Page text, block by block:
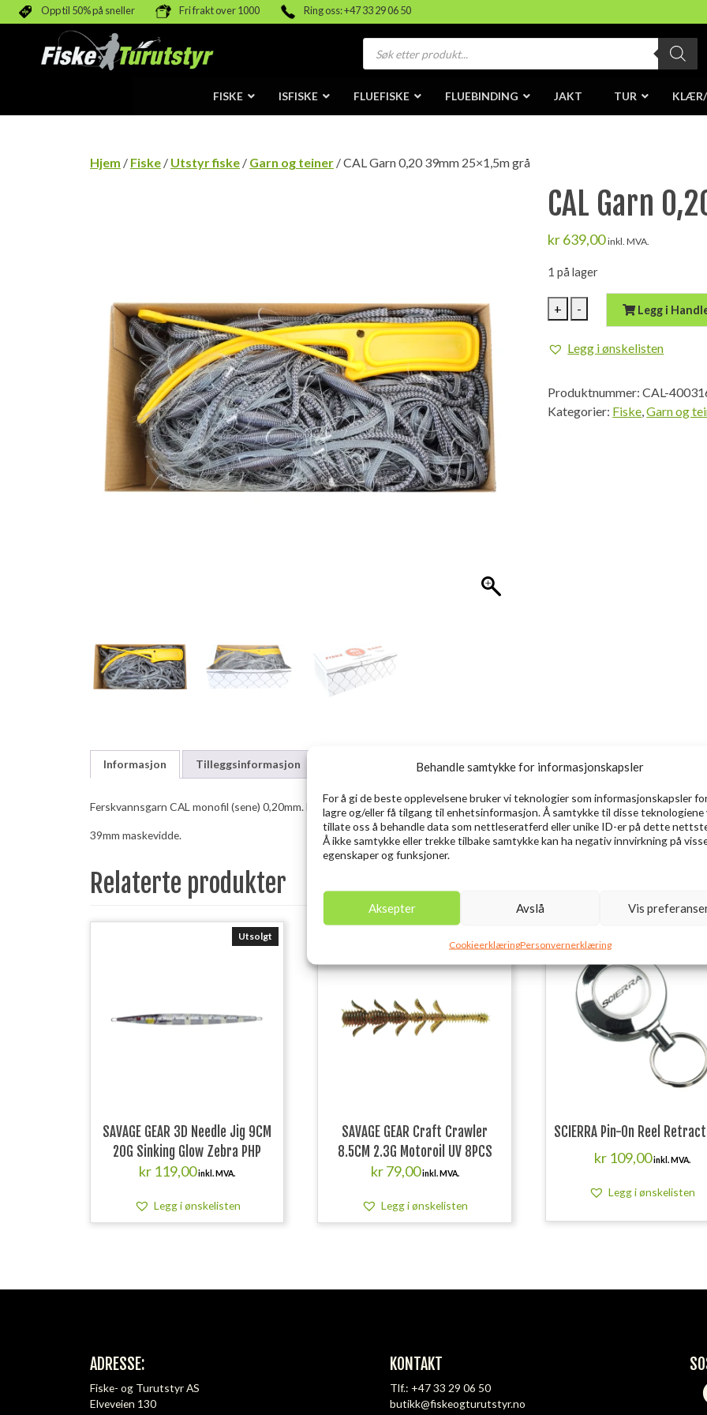
Behandle samtykke for informasjonskapsler
For å gi de beste opplevelsene bruker vi teknologier som informasjonskapsler
lagre og/eller få tilgang til enhetsinformasjon. Å samtykke til disse teknologiene
tillate oss å behandle data som nettleseratferd eller unike ID-er på dette
Å ikke samtykke eller trekke tilbake samtykke kan ha negativ innvirkning på
egenskaper og funksjoner.
Aksepter Avslå Vis
CookieerklæringPersonvernerklæring
Opp til 50% på sneller Fri frakt over 1000 Ring oss: +47 33 29 06 50
Products
search
FISKE ISFISKE FLUEFISKE FLUEBINDING JAKT TUR
Hjem / Fiske / Utstyr fiske / Garn og teiner / CAL Garn 0,20 39mm 25×1,5m grå
CAL Garn
kr639,00 inkl. MVA.
1 på lager
+
CAL
Garn
39mm
grå
antall
- Legg i
Legg i ønskelisten
Produktnummer:CAL-
Kategorier: Fiske,Garn og
Informasjon Tilleggsinformasjon
Ferskvannsgarn CAL monofil (sene) 0,20mm. Montert med flyteline 3/35 og blyfri synkeline 2,2 kg. pr. 100 meter i bunn.
39mm maskevidde.
Relaterte produkter
Utsolgt
SAVAGE GEAR 3D Needle Jig 9CM
20G Sinking Glow Zebra PHP
kr 119,00inkl. MVA.
Legg i ønskelisten
SAVAGE GEAR Craft Crawler
8.5CM 2.3G Motoroil UV 8PCS
kr79,00 inkl. MVA.
Legg i ønskelisten
SCIERRA Pin-On Reel
kr109,00inkl. MVA.
Legg i ønskelisten
ADRESSE:
Fiske- og Turutstyr AS
Elveveien 130
KONTAKT
Tlf.: +47 33 29 06 50
butikk@fiskeogturutstyr.no